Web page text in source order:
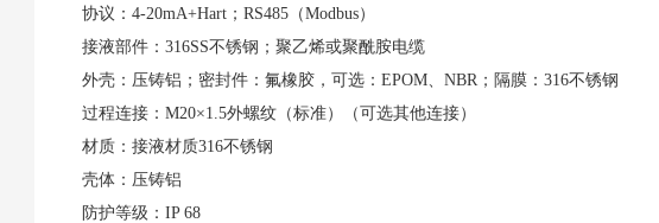
协议：4-20mA+Hart；RS485（Modbus）
接液部件：316SS不锈钢；聚乙烯或聚酰胺电缆
外壳：压铸铝；密封件：氟橡胶，可选：EPOM、NBR；隔膜：316不锈钢
过程连接：M20×1.5外螺纹（标准）（可选其他连接）
材质：接液材质316不锈钢
壳体：压铸铝
防护等级：IP 68